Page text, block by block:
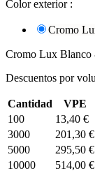
Color exterior :
Cromo
Cromo Lux Blanco
Descuentos por
Cantidad
VPE
100
13,40 €
3000
201,30 €
5000
295,50 €
10000
514,00 €